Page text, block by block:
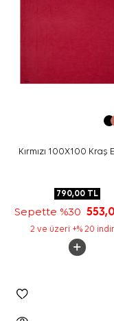
Kırmızı 100X100 Kraş
790,00TL
Sepette %30
2 ve üzeri +% 20